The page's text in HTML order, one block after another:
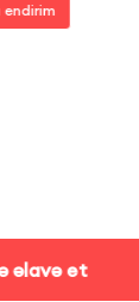
endirim
əlavə et